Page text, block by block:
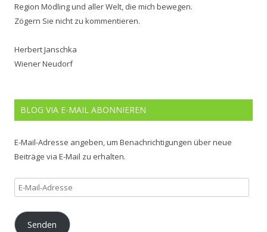
Region Mödling und aller Welt, die mich bewegen.
Zögern Sie nicht zu kommentieren.
Herbert Janschka
Wiener Neudorf
BLOG VIA E-MAIL ABONNIEREN
E-Mail-Adresse angeben, um Benachrichtigungen über neue
Beiträge via E-Mail zu erhalten.
E-
Mail-
Adresse
Senden